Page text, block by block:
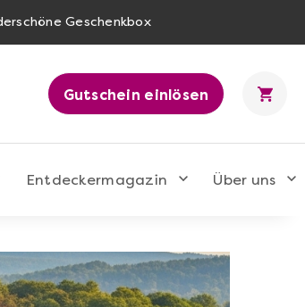
Geschenkbox
Gutschein einlösen
Entdeckermagazin Über uns